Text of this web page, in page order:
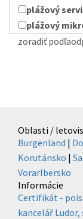
plážový
plážový
zoradiť podľa
Oblasti /
Burgenland |
Korutánsko |
Vorarlbersko
Informácie
Certifikát -
kancelář Ludor,